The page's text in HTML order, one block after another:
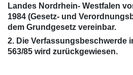
Landes Nordrhein- Westfalen
1984 (Gesetz- und
dem Grundgesetz vereinbar.
2. Die Verfassungsbeschwerde
563/85 wird zurückgewiesen.